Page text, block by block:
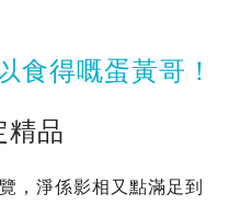
食得嘅蛋黃哥！
精品
，淨係影相又點滿足到